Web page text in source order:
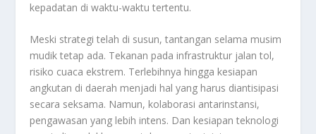
kepadatan di waktu-waktu tertentu.
Meski strategi telah di susun, tantangan selama musim
mudik tetap ada. Tekanan pada infrastruktur jalan tol,
risiko cuaca ekstrem. Terlebihnya hingga kesiapan
angkutan di daerah menjadi hal yang harus diantisipasi
secara seksama. Namun, kolaborasi antarinstansi,
pengawasan yang lebih intens. Dan kesiapan teknologi